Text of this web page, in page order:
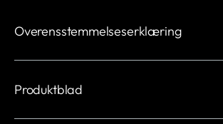
Overensstemmelseserklæring
Produktblad